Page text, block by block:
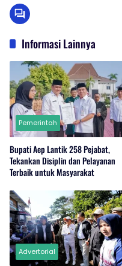
Informasi Lainnya
Pemerintah
Bupati Aep Lantik 258 Pejabat,
Tekankan Disiplin dan Pelayanan
Terbaik untuk Masyarakat
Advertorial